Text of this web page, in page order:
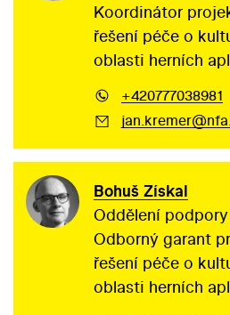
Koordinátor
řešení péče o
oblasti herních
+420777038981
Bohuš Získal
Oddělení
Odborný garant
řešení péče o
oblasti herních